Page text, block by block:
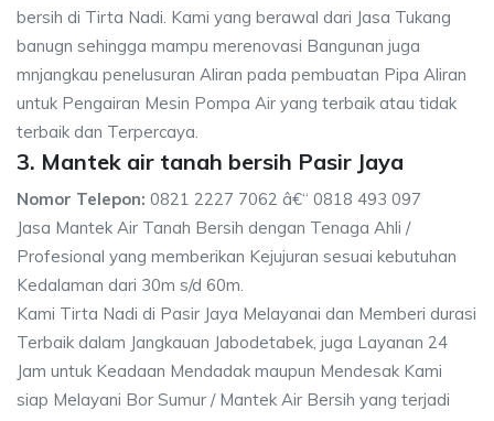
bersih di Tirta Nadi. Kami yang berawal dari Jasa Tukang
banugn sehingga mampu merenovasi Bangunan juga
mnjangkau penelusuran Aliran pada pembuatan Pipa Aliran
untuk Pengairan Mesin Pompa Air yang terbaik atau tidak
terbaik dan Terpercaya.
3. Mantek air tanah bersih Pasir Jaya
Nomor Telepon: 0821 2227 7062 â€“ 0818 493 097
Jasa Mantek Air Tanah Bersih dengan Tenaga Ahli /
Profesional yang memberikan Kejujuran sesuai kebutuhan
Kedalaman dari 30m s/d 60m.
Kami Tirta Nadi di Pasir Jaya Melayanai dan Memberi durasi
Terbaik dalam Jangkauan Jabodetabek, juga Layanan 24
Jam untuk Keadaan Mendadak maupun Mendesak Kami
siap Melayani Bor Sumur / Mantek Air Bersih yang terjadi